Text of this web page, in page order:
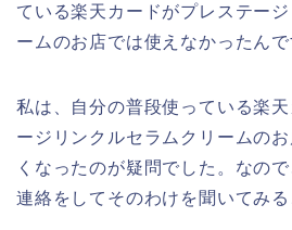
ている楽天カードがプレステー
ームのお店では使えなかったんで
私は、自分の普段使っている楽
ージリンクルセラムクリームの
くなったのが疑問でした。なの
連絡をしてそのわけを聞いてみる